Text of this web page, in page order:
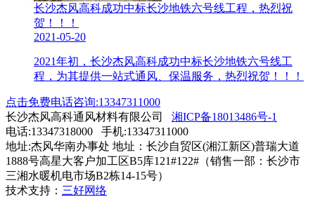
长沙杰风高科成功中标长沙地铁六号线工程，热烈祝
贺！！！
2021-05-20
2021年初，长沙杰风高科成功中标长沙地铁六号线工
程，为其提供一站式通风、保温服务，热烈祝贺！！！
点击免费电话咨询:13347311000
长沙杰风高科通风材料有限公司 湘ICP备18013486号-1
电话:13347318000 手机:13347311000
地址:杰风华南办事处 地址：长沙自贸区(湘江新区)普瑞大道
1888号高星大客户加工区B5库121#122#（销售一部：长沙市
三湘水暖机电市场B2栋14-15号）
技术支持： 三好网络